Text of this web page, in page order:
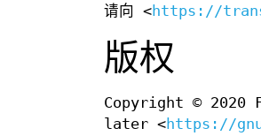
请向 <https://
版权
Copyright © 2020
later <https://